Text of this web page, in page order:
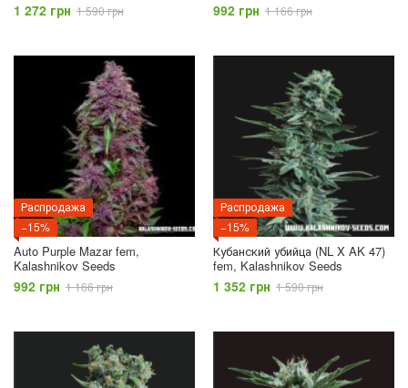
1 272 грн 1 590 грн 992 грн 1 166 грн
Распродажа
−15%
Auto Purple Mazar fem,
Kalashnikov Seeds
992 грн 1 166 грн
Распродажа
−15%
Кубанский убийца (NL X AK 47)
fem, Kalashnikov Seeds
1 352 грн 1 590 грн